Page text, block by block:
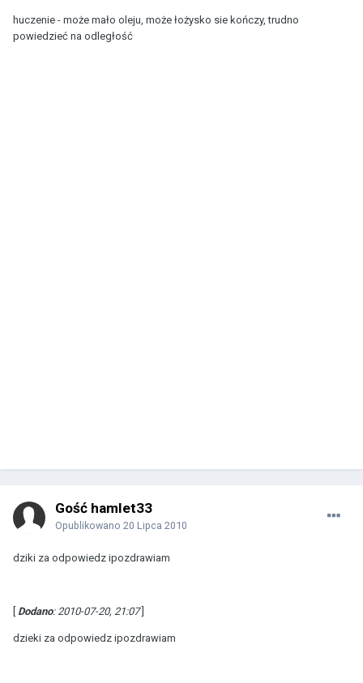
huczenie - może mało oleju, może łożysko sie kończy, trudno
powiedzieć na odległość
Gość hamlet33
Opublikowano 20 Lipca 2010
dziki za odpowiedz ipozdrawiam
Dodano: 2010-07-20, 21:07]
dzieki za odpowiedz ipozdrawiam